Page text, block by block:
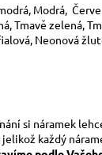
Modrá,
Tmavě zelená,
Neonová
si náramek
jelikož každý